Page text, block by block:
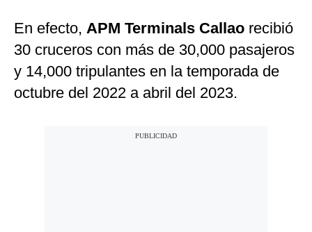
En efecto, APM Terminals Callao recibió
30 cruceros con más de 30,000 pasajeros
y 14,000 tripulantes en la temporada de
octubre del 2022 a abril del 2023.